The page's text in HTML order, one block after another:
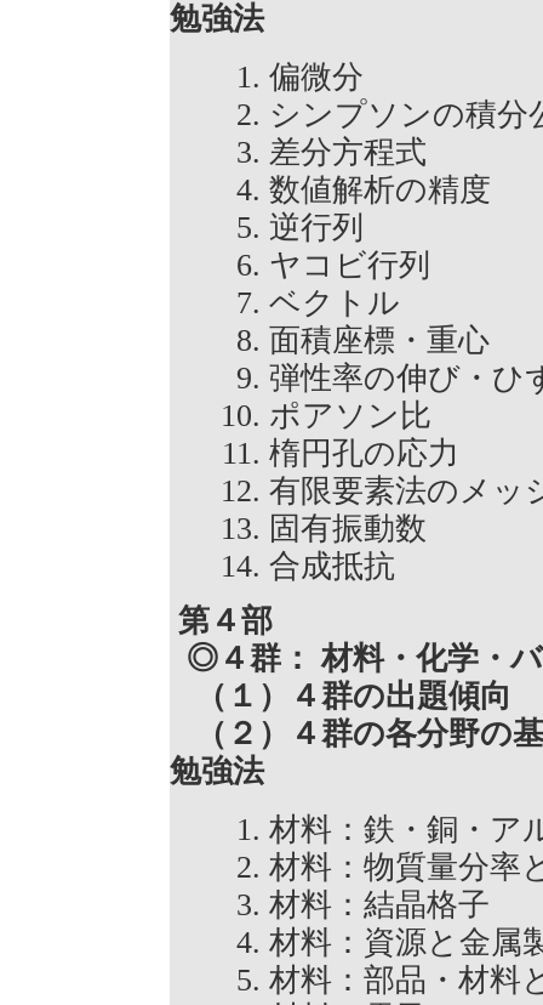
勉強法
偏微分
シンプソンの積
差分方程式
数値解析の精度
逆行列
ヤコビ行列
ベクトル
面積座標・重心
弾性率の伸び・
ポアソン比
楕円孔の応力
有限要素法のメ
固有振動数
合成抵抗
第４部
◎４群： 材料・化学・
（１）４群の出題傾向
（２）４群の各分野の
勉強法
材料：鉄・銅・
材料：物質量分
材料：結晶格子
材料：資源と金
材料：部品・材